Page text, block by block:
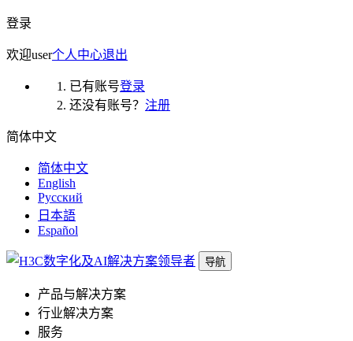
登录
欢迎user个人中心退出
已有账号登录
还没有账号？ 注册
简体中文
简体中文
English
Русский
日本語
Español
导航
产品与解决方案
行业解决方案
服务